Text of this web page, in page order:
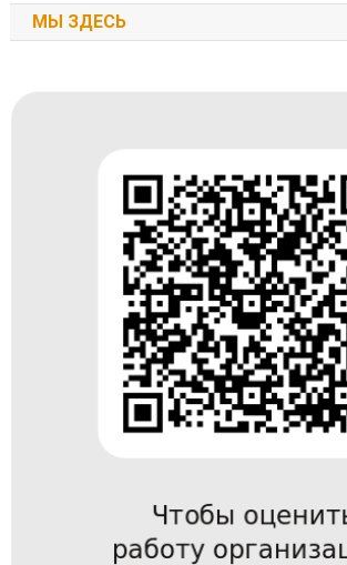
МЫ ЗДЕСЬ